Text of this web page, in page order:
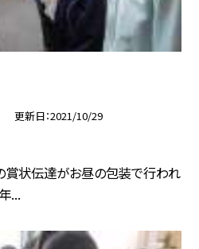
更新日 2021/10/29
賞状伝達がお昼の包装で行われ
...